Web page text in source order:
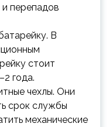
и перепадов
В
стоит
года.
чехлы. Они
срок службы
механические